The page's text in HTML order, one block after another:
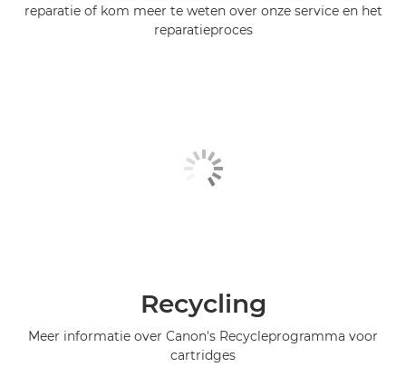
reparatie of kom meer te weten over onze service en het
reparatieproces
Recycling
Meer informatie over Canon's Recycleprogramma voor
cartridges